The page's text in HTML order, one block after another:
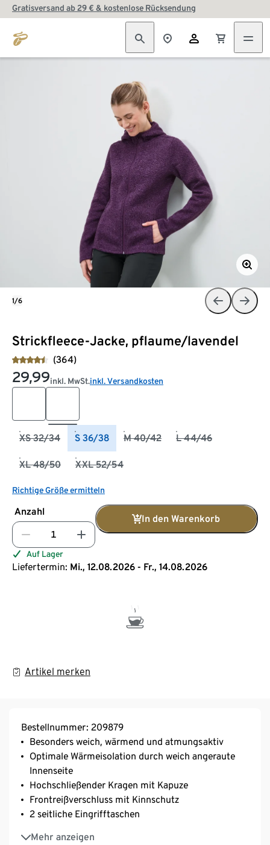
Gratisversand ab 29 € & kostenlose Rücksendung
Strickfleece-Jacke, pflaume/lavendel
(364)
29,99inkl. MwSt.inkl. Versandkosten
XS 32/34 S 36/38 M 40/42 L 44/46
XL 48/50 XXL 52/54
Richtige Größe ermitteln
Anzahl
In den Warenkorb
Auf Lager
Liefertermin: Mi., 12.08.2026 - Fr., 14.08.2026
Artikel merken
1/6
Bestellnummer: 209879
Besonders weich, wärmend und atmungsaktiv
Optimale Wärmeisolation durch weich angeraute
Innenseite
Hochschließender Kragen mit Kapuze
Frontreißverschluss mit Kinnschutz
2 seitliche Eingrifftaschen
Mehr anzeigen
Leicht verlängerte Rückenpartie